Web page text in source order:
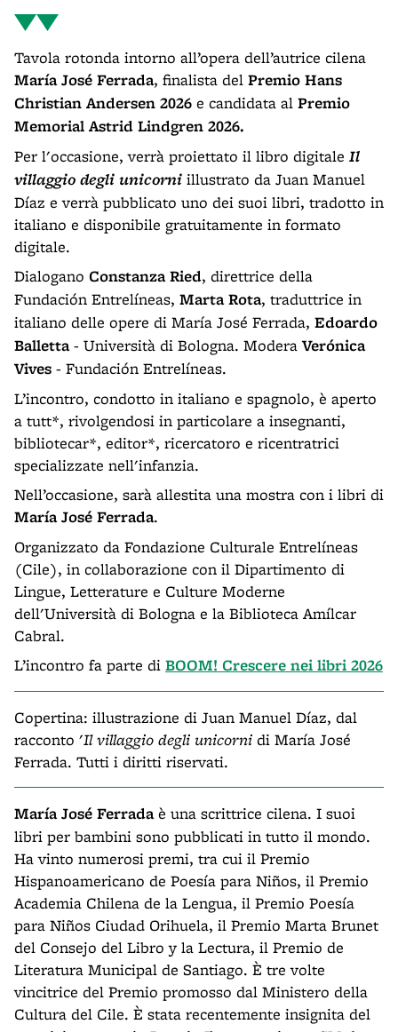
Tavola rotonda intorno all’opera dell’autrice cilena
María José Ferrada, finalista del Premio Hans
Christian Andersen 2026 e candidata al Premio
Memorial Astrid Lindgren 2026.
Per l'occasione, verrà proiettato il libro digitale Il
villaggio degli unicorni illustrato da Juan Manuel
Díaz e verrà pubblicato uno dei suoi libri, tradotto in
italiano e disponibile gratuitamente in formato
digitale.
Dialogano Constanza Ried, direttrice della
Fundación Entrelíneas, Marta Rota, traduttrice in
italiano delle opere di María José Ferrada, Edoardo
Balletta- Università di Bologna. Modera Verónica
Vives - Fundación Entrelíneas.
L’incontro, condotto in italiano e spagnolo, è aperto
a tutt*, rivolgendosi in particolare a insegnanti,
bibliotecar*, editor*, ricercatoro e ricentratrici
specializzate nell'infanzia.
Nell’occasione, sarà allestita una mostra con i libri di
María José Ferrada.
Organizzato da Fondazione Culturale Entrelíneas
(Cile), in collaborazione con il Dipartimento di
Lingue, Letterature e Culture Moderne
dell'Università di Bologna e la Biblioteca Amílcar
Cabral.
L’incontro fa parte di BOOM! Crescere nei libri 2026
Copertina: illustrazione di Juan Manuel Díaz, dal
racconto 'Il villaggio degli unicorni di María José
Ferrada. Tutti i diritti riservati.
María José Ferradaè una scrittrice cilena. I suoi
libri per bambini sono pubblicati in tutto il mondo.
Ha vinto numerosi premi, tra cui il Premio
Hispanoamericano de Poesía para Niños, il Premio
Academia Chilena de la Lengua, il Premio Poesía
para Niños Ciudad Orihuela, il Premio Marta Brunet
del Consejo del Libro y la Lectura, il Premio de
Literatura Municipal de Santiago. È tre volte
vincitrice del Premio promosso dal Ministero della
Cultura del Cile. È stata recentemente insignita del